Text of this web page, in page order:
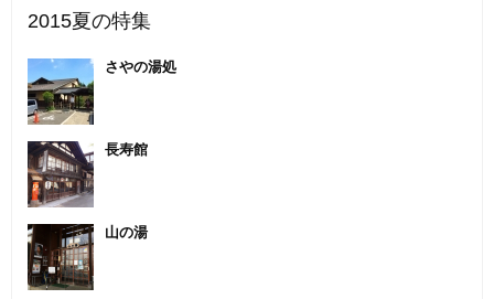
2015夏の特集
さやの湯処
長寿館
山の湯